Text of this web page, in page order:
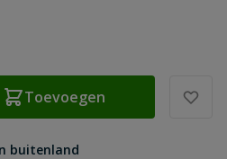
Toevoegen
buitenland